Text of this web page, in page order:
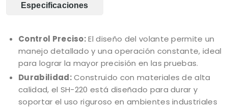
Especificaciones
Control Preciso:El diseño del volante permite un
manejo detallado y una operación constante, ideal
para lograr la mayor precisión en las pruebas.
Durabilidad:Construido con materiales de alta
calidad, el SH-220 está diseñado para durar y
soportar el uso riguroso en ambientes industriales